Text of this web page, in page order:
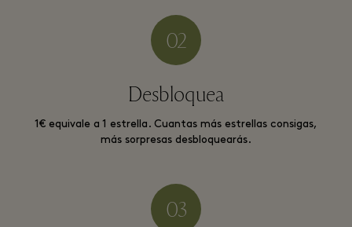
Desbloquea
1€ equivale a 1 estrella. Cuantas más estrellas consigas,
más sorpresas desbloquearás.